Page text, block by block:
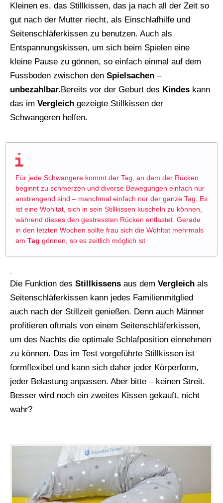
Kleinen es, das Stillkissen, das ja nach all der Zeit so
gut nach der Mutter riecht, als Einschlafhilfe und
Seitenschläferkissen zu benutzen. Auch als
Entspannungskissen, um sich beim Spielen eine
kleine Pause zu gönnen, so einfach einmal auf dem
Fussboden zwischen den Spielsachen –
unbezahlbar.Bereits vor der Geburt des Kindes kann
das im Vergleich gezeigte Stillkissen der
Schwangeren helfen.
Für jede Schwangere kommt der Tag, an dem der Rücken
beginnt zu schmerzen und diverse Bewegungen einfach nur
anstrengend sind – manchmal einfach nur der ganze Tag. Es
ist eine Wohltat, sich in sein Stillkissen kuscheln zu können,
während dieses den gestressten Rücken entlastet. Gerade
in den letzten Wochen sollte frau sich die Wohltat mehrmals
am Tag gönnen, so es zeitlich möglich ist
Die Funktion des Stillkissens aus dem Vergleich als
Seitenschläferkissen kann jedes Familienmitglied
auch nach der Stillzeit genießen. Denn auch Männer
profitieren oftmals von einem Seitenschläferkissen,
um des Nachts die optimale Schlafposition einnehmen
zu können. Das im Test vorgeführte Stillkissen ist
formflexibel und kann sich daher jeder Körperform,
jeder Belastung anpassen. Aber bitte – keinen Streit.
Besser wird noch ein zweites Kissen gekauft, nicht
wahr?